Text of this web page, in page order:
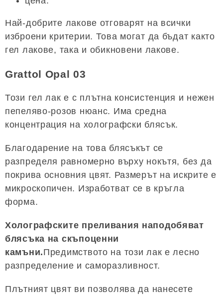
Най-добрите лакове отговарят на всички
изброени критерии. Това могат да бъдат както
гел лакове, така и обикновени лакове.
Grattol Opal 03
Този гел лак е с плътна консистенция и нежен
пепеляво-розов нюанс. Има средна
концентрация на холографски блясък.
Благодарение на това блясъкът се
разпределя равномерно върху нокътя, без да
покрива основния цвят. Размерът на искрите е
микроскопичен. Изработват се в кръгла
форма.
Холографските преливания наподобяват
блясъка на скъпоценни
камъни.Предимството на този лак е лесно
разпределение и саморазливност.
Плътният цвят ви позволява да нанесете